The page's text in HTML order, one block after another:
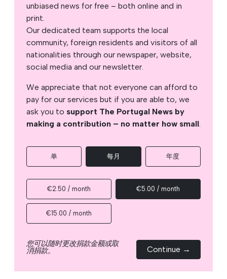
unbiased news for free – both online and in
print.
Our dedicated team supports the local
community, foreign residents and visitors of all
nationalities through our newspaper, website,
social media and our newsletter.
We appreciate that not everyone can afford to
pay for our services but if you are able to, we
ask you to support The Portugal News by
making a contribution – no matter how small.
单 每月 年度
€2.50 / month €5.00 / month
€15.00 / month
您可以随时更改捐款金额或取
消捐款。 Continue →